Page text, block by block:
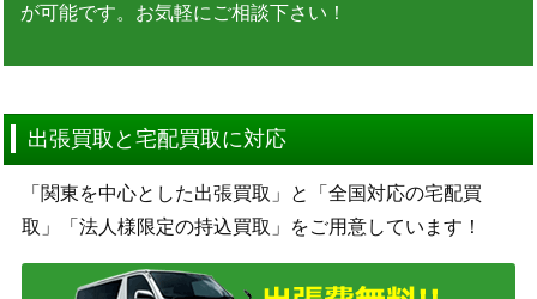
が可能です。お気軽にご相談下さい！
出張買取と宅配買取に対応
「関東を中心とした出張買取」と「全国対応の宅配買
取」「法人様限定の持込買取」をご用意しています！